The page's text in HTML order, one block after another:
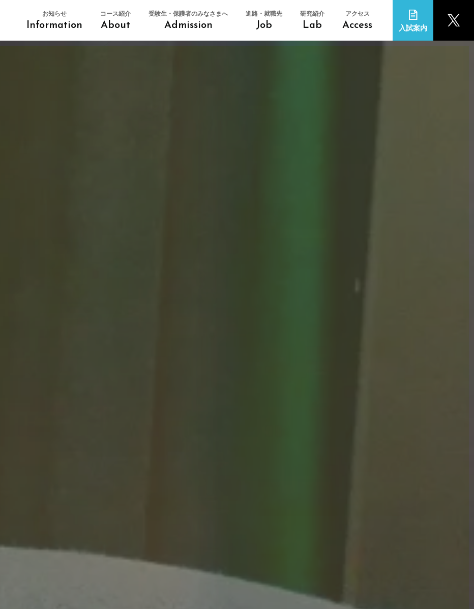
お知らせ
Information
コース紹介
About
受験生・保護者のみなさまへ
Admission
進路・就職先
Job
研究紹介
Lab
アクセス
Access 入試案内